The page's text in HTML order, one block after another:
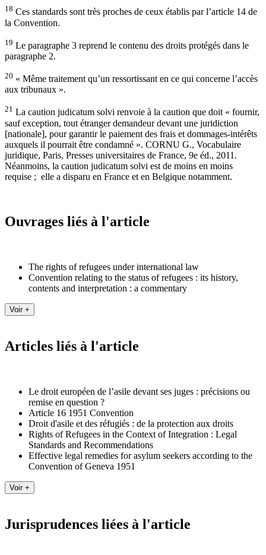
18 Ces standards sont très proches de ceux établis par l’article 14 de
la Convention.
19 Le paragraphe 3 reprend le contenu des droits protégés dans le
paragraphe 2.
20 « Même traitement qu’un ressortissant en ce qui concerne l’accès
aux tribunaux ».
21 La caution judicatum solvi renvoie à la caution que doit « fournir,
sauf exception, tout étranger demandeur devant une juridiction
[nationale], pour garantir le paiement des frais et dommages-intérêts
auxquels il pourrait être condamné ». CORNU G., Vocabulaire
juridique, Paris, Presses universitaires de France, 9e éd., 2011.
Néanmoins, la caution judicatum solvi est de moins en moins
requise ; elle a disparu en France et en Belgique notamment.
Ouvrages liés à l'article
The rights of refugees under international law
Convention relating to the status of refugees : its history,
contents and interpretation : a commentary
Articles liés à l'article
Le droit européen de l’asile devant ses juges : précisions ou
remise en question ?
Article 16 1951 Convention
Droit d'asile et des réfugiés : de la protection aux droits
Rights of Refugees in the Context of Integration : Legal
Standards and Recommendations
Effective legal remedies for asylum seekers according to the
Convention of Geneva 1951
Jurisprudences liées à l'article